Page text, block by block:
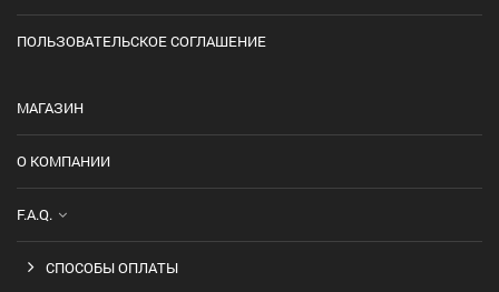
ПОЛЬЗОВАТЕЛЬСКОЕ СОГЛАШЕНИЕ
МАГАЗИН
О КОМПАНИИ
F.A.Q.
СПОСОБЫ ОПЛАТЫ